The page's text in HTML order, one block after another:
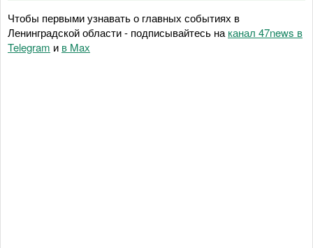
Чтобы первыми узнавать о главных событиях в
Ленинградской области - подписывайтесь на канал 47news в
Telegram и в Maх